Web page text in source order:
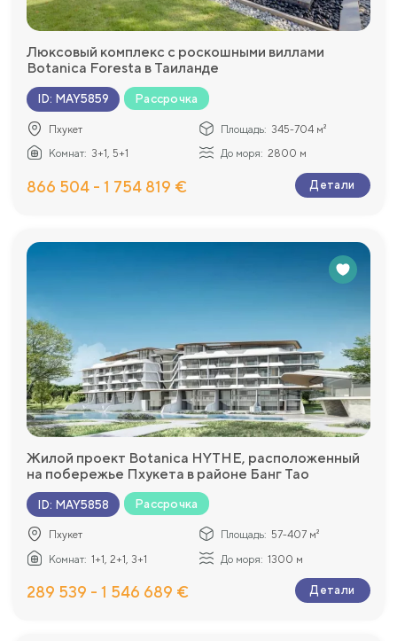
Люксовый комплекс с роскошными виллами
Botanica Foresta в Таиланде
ID: MAY5859 Рассрочка
Пхукет Площадь: 345-704 м²
Комнат: 3+1, 5+1 До моря: 2800 м
866 504 - 1 754 819 € Детали
Жилой проект Botanica HYTHE, расположенный
на побережье Пхукета в районе Банг Тао
ID: MAY5858 Рассрочка
Пхукет Площадь: 57-407 м²
Комнат: 1+1, 2+1, 3+1 До моря: 1300 м
289 539 - 1 546 689 € Детали